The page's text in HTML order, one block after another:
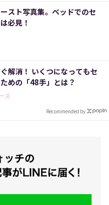
スト写真集。ベッドでのセ
必見！
解消！ いくつになってもセ
めの「48手」とは？
ス
Recommended by